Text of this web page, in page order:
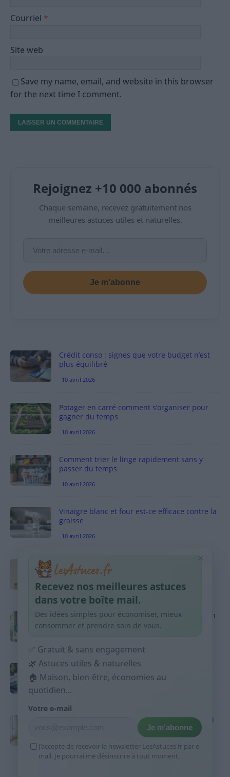
Courriel *
Site web
Save my name, email, and website in this browser
for the next time I comment.
Rejoignez +10 000 abonnés
Chaque semaine, recevez gratuitement nos
meilleures astuces utiles et naturelles.
Je m’abonne
Crédit conso : signes que votre budget n’est
plus équilibré
10 avril 2026
Potager en carré comment s’organiser pour
gagner du temps
10 avril 2026
Comment trier le linge rapidement sans y
passer du temps
10 avril 2026
Vinaigre blanc et four est-ce efficace contre la
graisse
10 avril 2026
Taches pigmentaires : routine simple +
habitudes qui aident
9 avril 2026
Produits ménagers : comment économiser en
courses sans acheter 10 sprays
Budget mensuel : méthode rapide pour
répartir son salaire dès le jour de paie
9 avril 2026
Sport 10 minutes par jour est-ce utile et quoi
9 avril 2026
×
Recevez nos meilleures astuces
dans votre boîte mail.
Des idées simples pour économiser, mieux
consommer et prendre soin de vous.
✅ Gratuit & sans engagement
🌿 Astuces utiles & naturelles
🏠 Maison, bien-être, économies au
quotidien...
Votre e-mail
Je m’abonne
J’accepte de recevoir la newsletter LesAstuces.fr par e-
mail. Je pourrai me désinscrire à tout moment.